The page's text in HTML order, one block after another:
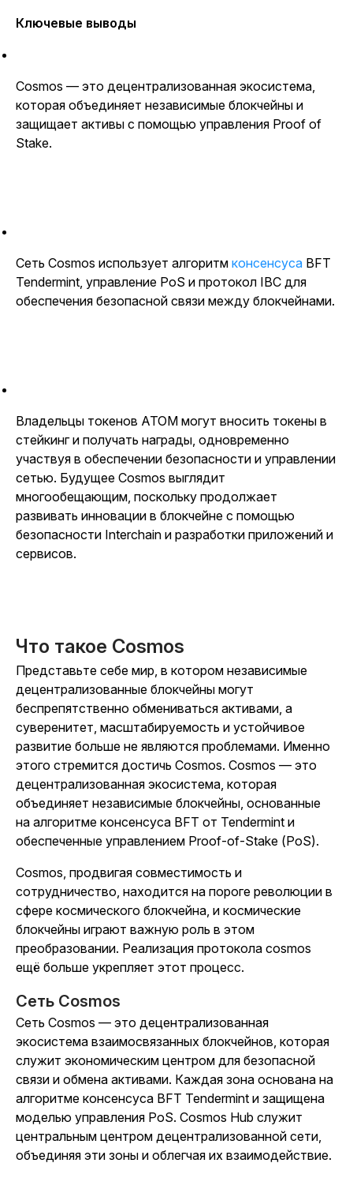
Ключевые выводы
Cosmos — это децентрализованная экосистема,
которая объединяет независимые блокчейны и
защищает активы с помощью управления Proof of
Stake.
Сеть Cosmos использует алгоритм консенсуса BFT
Tendermint, управление PoS и протокол IBC для
обеспечения безопасной связи между блокчейнами.
Владельцы токенов ATOM могут вносить токены в
стейкинг и получать награды, одновременно
участвуя в обеспечении безопасности и управлении
сетью. Будущее Cosmos выглядит
многообещающим, поскольку продолжает
развивать инновации в блокчейне с помощью
безопасности Interchain и разработки приложений и
сервисов.
Что такое Cosmos
Представьте себе мир, в котором независимые
децентрализованные блокчейны могут
беспрепятственно обмениваться активами, а
суверенитет, масштабируемость и устойчивое
развитие больше не являются проблемами. Именно
этого стремится достичь Cosmos. Cosmos — это
децентрализованная экосистема, которая
объединяет независимые блокчейны, основанные
на алгоритме консенсуса BFT от Tendermint и
обеспеченные управлением Proof-of-Stake (PoS).
Cosmos, продвигая совместимость и
сотрудничество, находится на пороге революции в
сфере космического блокчейна, и космические
блокчейны играют важную роль в этом
преобразовании. Реализация протокола cosmos
ещё больше укрепляет этот процесс.
Сеть Cosmos
Сеть Cosmos — это децентрализованная
экосистема взаимосвязанных блокчейнов, которая
служит экономическим центром для безопасной
связи и обмена активами. Каждая зона основана на
алгоритме консенсуса BFT Tendermint и защищена
моделью управления PoS. Cosmos Hub служит
центральным центром децентрализованной сети,
объединяя эти зоны и облегчая их взаимодействие.